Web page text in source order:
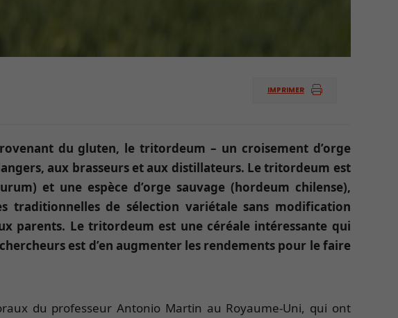
IMPRIMER
du gluten, le tritordeum – un croisement d’orge
aux brasseurs et aux distillateurs. Le tritordeum est
et une espèce d’orge sauvage (hordeum chilense),
traditionnelles de sélection variétale sans modification
parents. Le tritordeum est une céréale intéressante qui
est d’en augmenter les rendements pour le faire
du professeur Antonio Martin au Royaume-Uni, qui ont